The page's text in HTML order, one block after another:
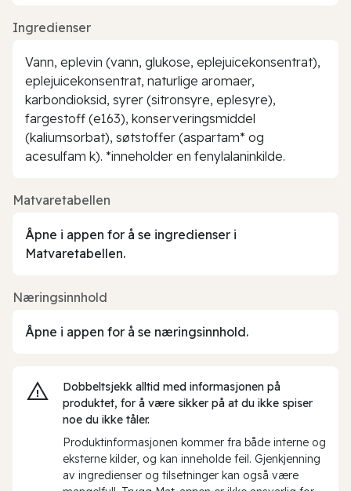
Ingredienser
Vann, eplevin (vann, glukose, eplejuicekonsentrat),
eplejuicekonsentrat, naturlige aromaer,
karbondioksid, syrer (sitronsyre, eplesyre),
fargestoff (e163), konserveringsmiddel
(kaliumsorbat), søtstoffer (aspartam* og
acesulfam k). *inneholder en fenylalaninkilde.
Matvaretabellen
Åpne i appen for å se ingredienser i
Matvaretabellen.
Næringsinnhold
Åpne i appen for å se næringsinnhold.
Dobbeltsjekk alltid med informasjonen på
produktet, for å være sikker på at du ikke spiser
noe du ikke tåler.
Produktinformasjonen kommer fra både interne og
eksterne kilder, og kan inneholde feil. Gjenkjenning
av ingredienser og tilsetninger kan også være